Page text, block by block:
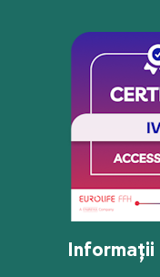
Informații